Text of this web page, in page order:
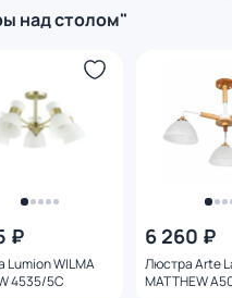
над столом"
₽
Lumion WILMA
4535/5C
6 260 ₽
Люстра Arte
MATTHEW